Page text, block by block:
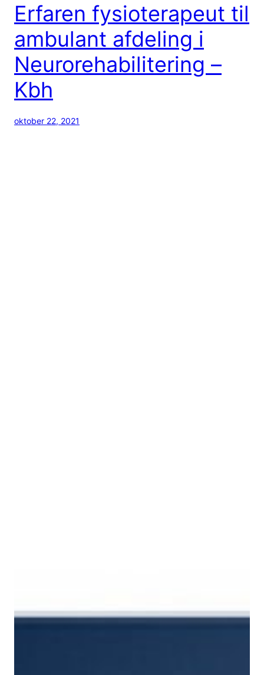
Erfaren fysioterapeut til
ambulant afdeling i
Neurorehabilitering –
Kbh
oktober 22, 2021